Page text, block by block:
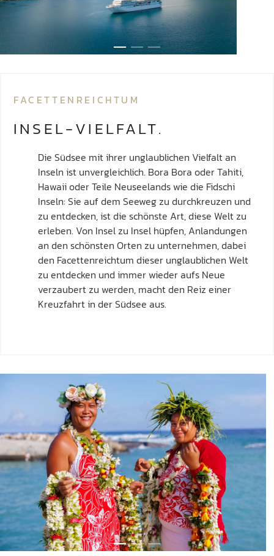
FACETTENREICHTUM
INSEL-VIELFALT.
Die Südsee mit ihrer unglaublichen Vielfalt an
Inseln ist unvergleichlich. Bora Bora oder Tahiti,
Hawaii oder Teile Neuseelands wie die Fidschi
Inseln: Sie auf dem Seeweg zu durchkreuzen und
zu entdecken, ist die schönste Art, diese Welt zu
erleben. Von Insel zu Insel hüpfen, Anlandungen
an den schönsten Orten zu unternehmen, dabei
den Facettenreichtum dieser unglaublichen Welt
zu entdecken und immer wieder aufs Neue
verzaubert zu werden, macht den Reiz einer
Kreuzfahrt in der Südsee aus.